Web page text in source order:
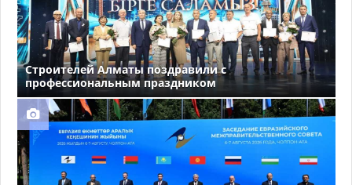
Строителей Алматы поздравили с
профессиональным праздником